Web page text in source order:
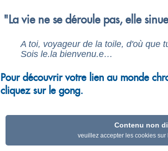
"La vie ne se déroule pas, elle
A toi, voyageur de la toile, d'où que
Sois le.la bienvenu.e…
Pour découvrir votre lien au monde
cliquez sur le gong.
Contenu non
veuillez accepter les cookies